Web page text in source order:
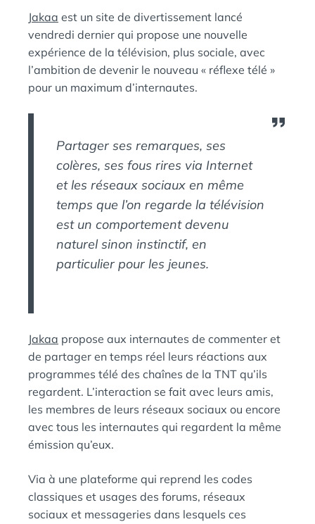
Jakaa est un site de divertissement lancé
vendredi dernier qui propose une nouvelle
expérience de la télévision, plus sociale, avec
l’ambition de devenir le nouveau « réflexe télé »
pour un maximum d’internautes.
Partager ses remarques, ses
colères, ses fous rires via Internet
et les réseaux sociaux en même
temps que l’on regarde la télévision
est un comportement devenu
naturel sinon instinctif, en
particulier pour les jeunes.
Jakaa propose aux internautes de commenter et
de partager en temps réel leurs réactions aux
programmes télé des chaînes de la TNT qu’ils
regardent. L’interaction se fait avec leurs amis,
les membres de leurs réseaux sociaux ou encore
avec tous les internautes qui regardent la même
émission qu’eux.
Via à une plateforme qui reprend les codes
classiques et usages des forums, réseaux
sociaux et messageries dans lesquels ces